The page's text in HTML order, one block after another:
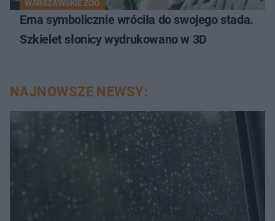
WARSZAWSKIE ZOO
Erna symbolicznie wróciła do swojego stada.
Szkielet słonicy wydrukowano w 3D
NAJNOWSZE NEWSY: